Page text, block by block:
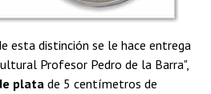
esta distinción se le hace entrega
Profesor Pedro de la Barra",
plata de 5 centímetros de